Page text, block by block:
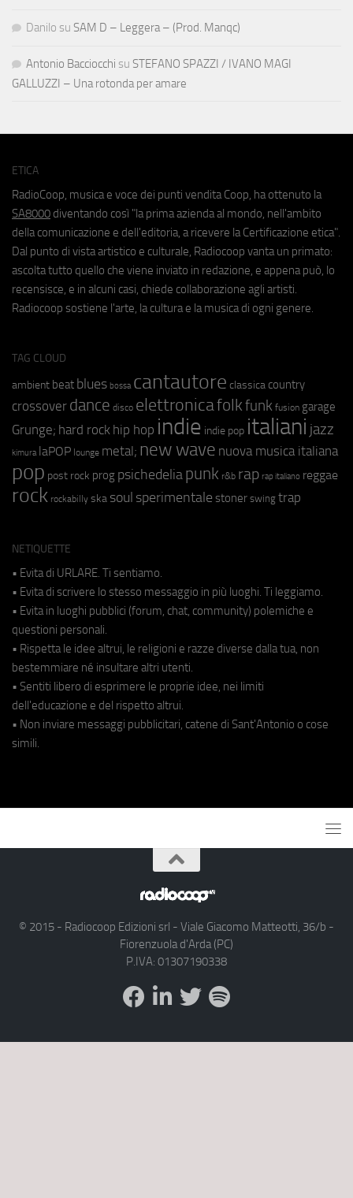
Danilo su SAM D – Leggera – (Prod. Manqc)
Antonio Bacciocchi su STEFANO SPAZZI / IVANO MAGI
GALLUZZI – Una rotonda per amare
ETICA
RadioCoop, musica e voce dei punti vendita Coop, ha ottenuto la
SA8000 diventando così "la prima azienda al mondo, nell'ambito
della comunicazione e dell'editoria, a ricevere la Certificazione etica".
Dal punto di vista artistico e culturale, Radiocoop vanta un primato:
ascolta tutto quello che viene inviato in redazione, e appena può, lo
recensisce, e in alcuni casi, chiede collaborazione agli artisti.
Radiocoop sostiene l'arte, la cultura e la musica di ogni genere.
TAG CLOUD
ambient beat blues bossa cantautore classica country
crossover dance disco elettronicafolkfunk fusion garage
Grunge; hard rock hip hop indie indie pop italiani jazz
kimura laPOP lounge metal; new wave nuova musica italiana
pop post rock prog psichedeliapunk r&b rap rap italiano reggae
rock rockabilly ska soul sperimentale stoner swing trap
NETIQUETTE
• Evita di URLARE. Ti sentiamo.
• Evita di scrivere lo stesso messaggio in più luoghi. Ti leggiamo.
• Evita in luoghi pubblici (forum, chat, community) polemiche e
questioni personali.
• Rispetta le idee altrui, le religioni e razze diverse dalla tua, non
bestemmiare né insultare altri utenti.
• Sentiti libero di esprimere le proprie idee, nei limiti
dell'educazione e del rispetto altrui.
• Non inviare messaggi pubblicitari, catene di Sant'Antonio o cose
simili.
© 2015 - Radiocoop Edizioni srl - Viale Giacomo Matteotti, 36/b -
Fiorenzuola d'Arda (PC)
P.IVA: 01307190338